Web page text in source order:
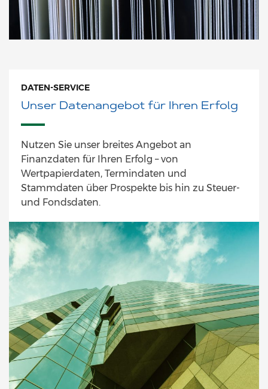
DATEN-SERVICE
Unser Datenangebot für Ihren Erfolg
Nutzen Sie unser breites Angebot an
Finanzdaten für Ihren Erfolg – von
Wertpapierdaten, Termindaten und
Stammdaten über Prospekte bis hin zu Steuer-
und Fondsdaten.